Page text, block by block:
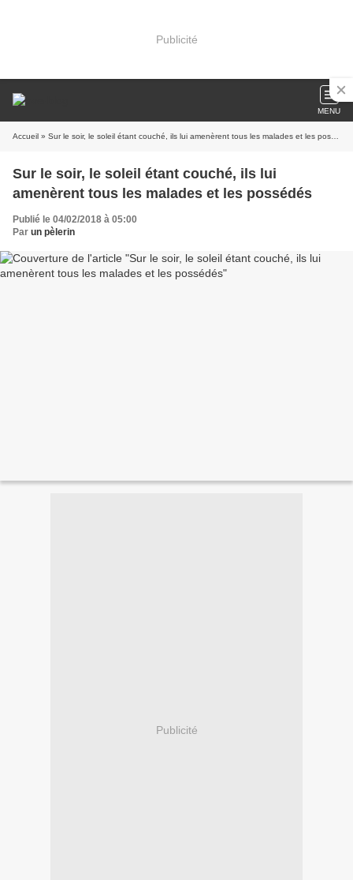
Publicité
MENU
Accueil » Sur le soir, le soleil étant couché, ils lui amenèrent tous les malades et les possédés
Sur le soir, le soleil étant couché, ils lui
amenèrent tous les malades et les possédés
Publié le 04/02/2018 à 05:00
Par un pèlerin
Publicité